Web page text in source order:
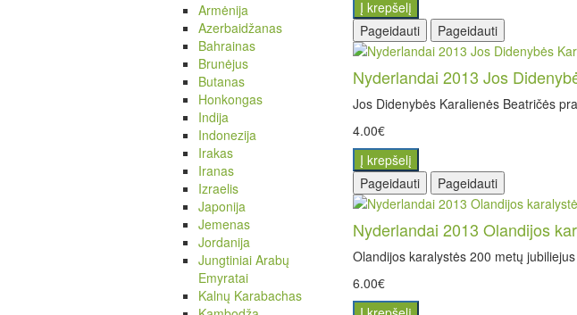
Armėnija
Azerbaidžanas
Bahrainas
Brunėjus
Butanas
Honkongas
Indija
Indonezija
Irakas
Iranas
Izraelis
Japonija
Jemenas
Jordanija
Jungtiniai Arabų
Emyratai
Kalnų Karabachas
Į krepšelį
Pageidauti
Pageidauti
Nyderlandai 2013 Jos
Jos Didenybės Karalienės Beatričės
4.00€
Į krepšelį
Pageidauti
Pageidauti
Nyderlandai 2013 Olandijos
Olandijos karalystės 200 metų
6.00€